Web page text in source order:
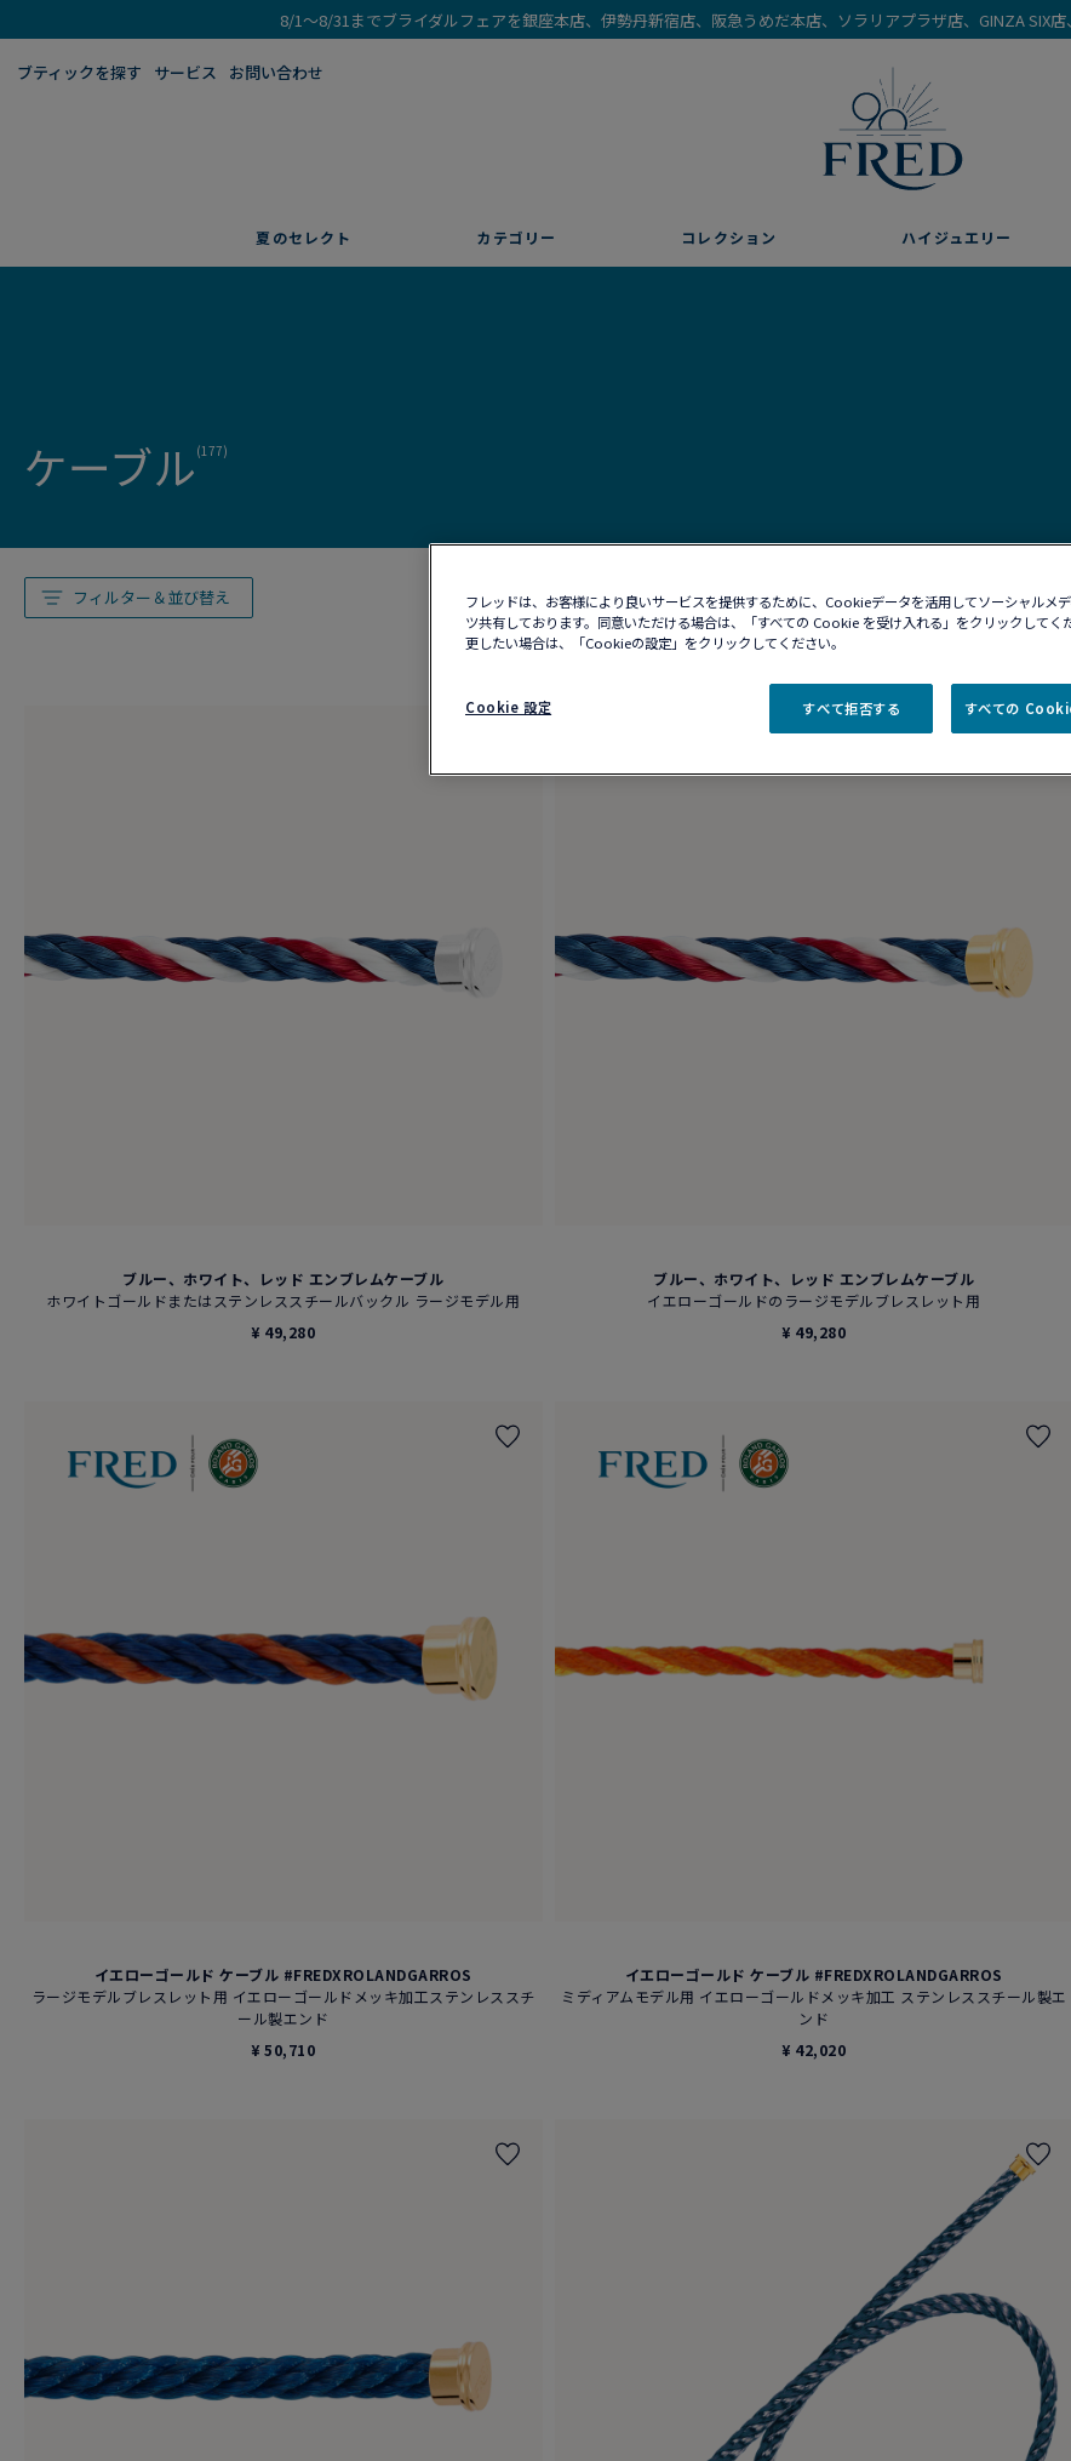
8/1～8/31までブライダルフェアを銀座本店、伊勢丹新宿店、阪急うめだ本店、ソラリアプラザ店、GINZA SIX店
ブティックを探す​ サービス お問い合わせ
夏のセレクト カテゴリー コレクション ハイジュエリー
ケーブル (177)
フィルター＆並び替え
ブルー、ホワイト、レッド エンブレムケーブル
ホワイトゴールドまたはステンレススチールバックル ラージモデル用
¥ 49,280
ブルー、ホワイト、レッド エンブレムケーブル
イエローゴールドのラージモデルブレスレット用
¥ 49,280
イエローゴールド ケーブル #FREDXROLANDGARROS
ラージモデルブレスレット用 イエローゴールドメッキ加工ステンレススチ
ール製エンド
¥ 50,710
イエローゴールド ケーブル #FREDXROLANDGARROS
ミディアムモデル用 イエローゴールドメッキ加工 ステンレススチール製エ
ンド
¥ 42,020
フレッドは、お客様により良いサービスを提供するために、Cookieデータを活用してソーシャルメ
ツ共有しております。同意いただける場合は、「すべての Cookie を受け入れる」をクリックしてく
更したい場合は、「Cookieの設定」をクリックしてください。
Cookie 設定 すべて拒否する すべての